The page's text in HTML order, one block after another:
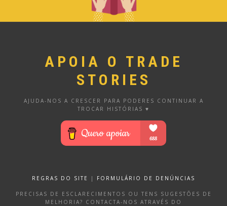
APOIA O TRADE
STORIES
AJUDA-NOS A CRESCER PARA PODERES CONTINUAR A
TROCAR HISTÓRIAS ♥
REGRAS DO SITE | FORMULÁRIO DE DENÚNCIAS
PRECISAS DE ESCLARECIMENTOS OU TENS SUGESTÕES DE
MELHORIA? CONTACTA-NOS ATRAVÉS DO